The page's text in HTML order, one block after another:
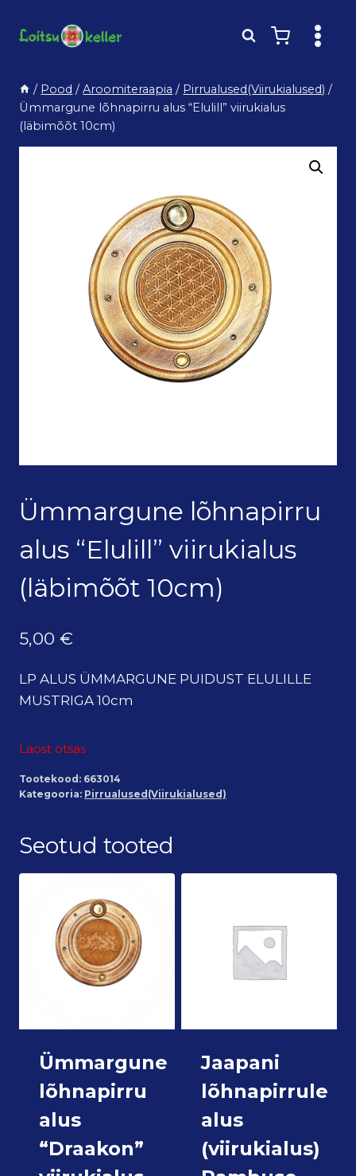
/ Pood / Aroomiteraapia / Pirrualused(Viirukialused) /
Ümmargune lõhnapirru alus “Elulill” viirukialus
(läbimõõt 10cm)
Ümmargune lõhnapirru
alus “Elulill” viirukialus
(läbimõõt 10cm)
5,00 €
LP ALUS ÜMMARGUNE PUIDUST ELULILLE
MUSTRIGA 10cm
Laost otsas
Tootekood: 663014
Kategooria: Pirrualused(Viirukialused)
Seotud tooted
Ümmargune
lõhnapirru
alus
“Draakon”
Jaapani
lõhnapirrule
alus
(viirukialus)